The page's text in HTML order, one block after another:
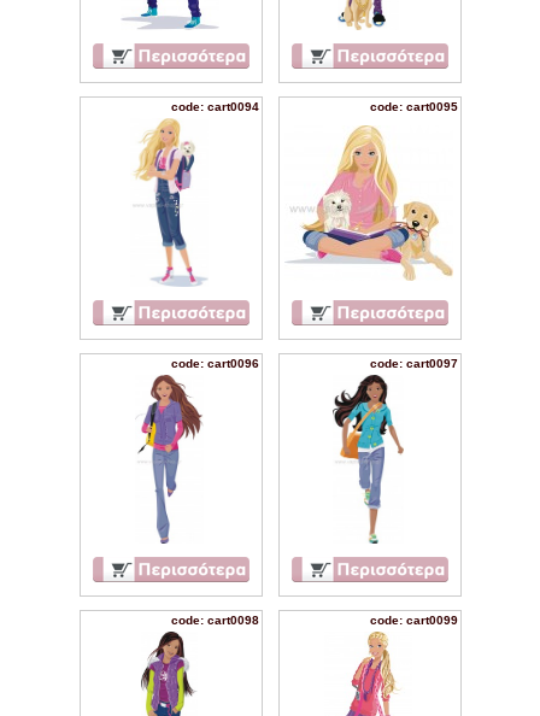
code: cart0094 code: cart0095
code: cart0096 code: cart0097
code: cart0098 code: cart0099